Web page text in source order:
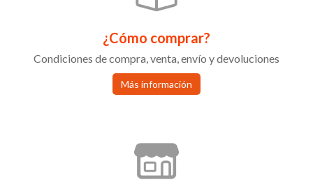
¿Cómo comprar?
Condiciones de compra, venta, envío y devoluciones
Más información